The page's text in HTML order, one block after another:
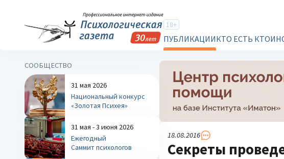
18+
ПУБЛИКАЦИИКТО ЕСТЬ КТО
18.08.2016
Секреты
СООБЩЕСТВО
31 мая 2026
Национальный конкурс
«Золотая Психея»
31 мая - 3 июня 2026
Ежегодный
Саммит психологов